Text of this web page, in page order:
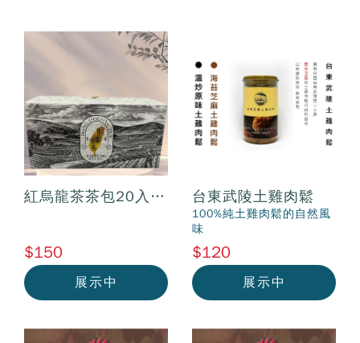
紅烏龍茶茶包20入/
$150
展示中
台東武陵土雞肉鬆
100%純土雞肉鬆的自然風
味
$120
展示中